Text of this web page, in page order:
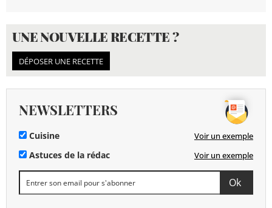
UNE NOUVELLE RECETTE ?
DÉPOSER UNE RECETTE
NEWSLETTERS
Cuisine Voir un exemple
Astuces de la rédac Voir un exemple